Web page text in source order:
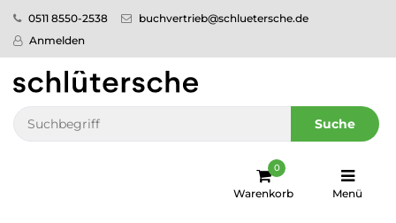
0511 8550-2538
buchvertrieb@schluetersche.de
Anmelden
Suche
Warenkorb
0
Menü
Pflege
Veterinär­
medizin